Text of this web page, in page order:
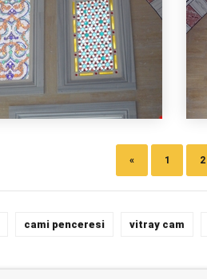
« 1 2
cami penceresi vitray cam